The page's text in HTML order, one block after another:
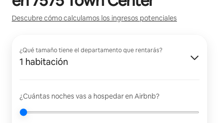
Descubre cómo calculamos los ingresos potenciales
¿Qué tamaño tiene el departamento que rentarás?
1 habitación
¿Cuántas noches vas a hospedar en Airbnb?